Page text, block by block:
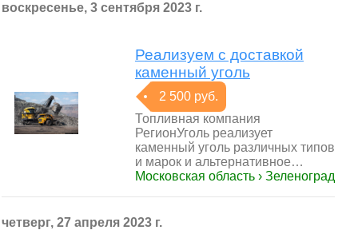
воскресенье, 3 сентября 2023 г.
Реализуем с доставкой
каменный уголь
2 500 руб.
Топливная компания
РегионУголь реализует
каменный уголь различных типов
и марок и альтернативное…
Московская область › Зеленоград
четверг, 27 апреля 2023 г.